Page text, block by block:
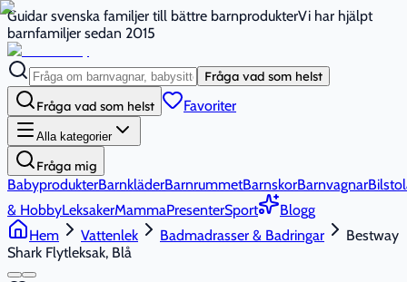
Guidar svenska familjer till bättre barnprodukterVi har hjälpt
barnfamiljer sedan 2015
Fråga vad som helst
Fråga vad som helst Favoriter
Alla kategorier
Fråga mig
BabyprodukterBarnkläderBarnrummetBarnskorBarnvagnar
& HobbyLeksakerMammaPresenterSport
Blogg
Hem
Vattenlek Badmadrasser & Badringar
Bestway
Shark Flytleksak, Blå